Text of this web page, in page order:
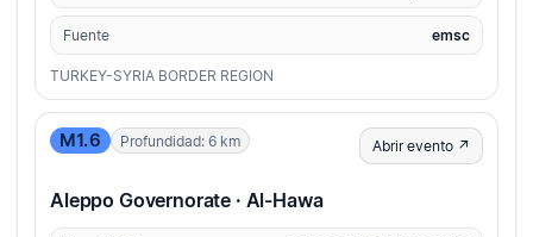
Fuente emsc
TURKEY-SYRIA BORDER REGION
M1.6 Profundidad: 6 km Abrir evento ↗
Aleppo Governorate · Al-Hawa